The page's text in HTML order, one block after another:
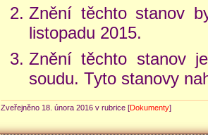
Znění těchto stanov
listopadu 2015.
Znění těchto stanov
soudu. Tyto stanovy
Zveřejněno 18. února 2016 v rubrice [Dokumenty]